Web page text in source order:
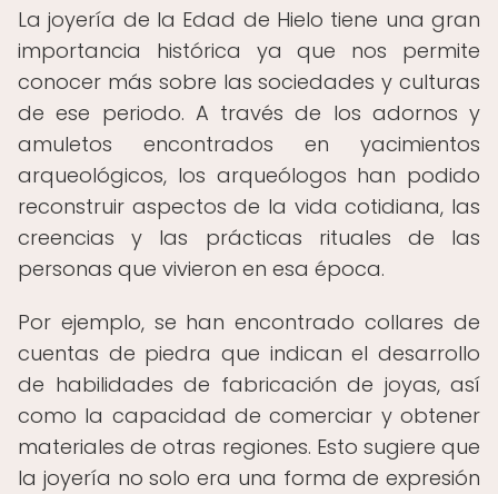
La joyería de la Edad de Hielo tiene una gran
importancia histórica ya que nos permite
conocer más sobre las sociedades y culturas
de ese periodo. A través de los adornos y
amuletos encontrados en yacimientos
arqueológicos, los arqueólogos han podido
reconstruir aspectos de la vida cotidiana, las
creencias y las prácticas rituales de las
personas que vivieron en esa época.
Por ejemplo, se han encontrado collares de
cuentas de piedra que indican el desarrollo
de habilidades de fabricación de joyas, así
como la capacidad de comerciar y obtener
materiales de otras regiones. Esto sugiere que
la joyería no solo era una forma de expresión